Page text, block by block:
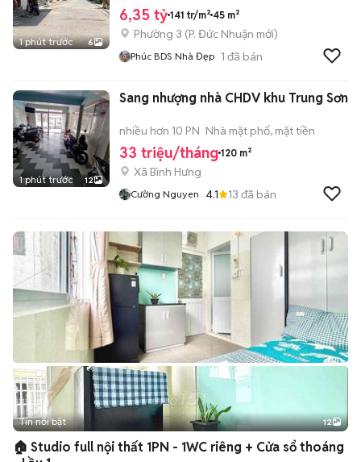
1 phút trước 6
6,35 tỷ 141 tr/m² 45 m²
Phường 3 (P. Đức Nhuận mới)
Phúc BDS Nhà Đẹp 1 đã bán
1 phút trước 12
Sang nhượng nhà CHDV khu Trung Sơn
nhiều hơn 10 PN Nhà mặt phố, mặt tiền
33 triệu/tháng 120 m²
Xã Bình Hưng
Cường Nguyen 4.1 13 đã bán
+2
Tin nổi bật 12
🏠 Studio full nội thất 1PN - 1WC riêng + Cửa sổ thoáng